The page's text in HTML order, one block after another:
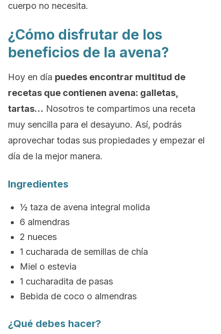
cuerpo no necesita.
¿Cómo disfrutar de los
beneficios de la avena?
Hoy en día puedes encontrar multitud de
recetas que contienen avena: galletas,
tartas… Nosotros te compartimos una receta
muy sencilla para el desayuno. Así, podrás
aprovechar todas sus propiedades y empezar el
día de la mejor manera.
Ingredientes
½ taza de avena integral molida
6 almendras
2 nueces
1 cucharada de semillas de chía
Miel o estevia
1 cucharadita de pasas
Bebida de coco o almendras
¿Qué debes hacer?